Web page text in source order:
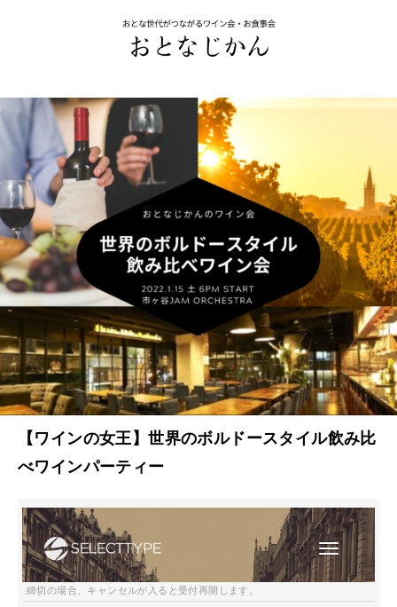
【ワインの女王】世界のボルドースタイル飲み比
べワインパーティー
締切の場合、キャンセルが入ると受付再開します。